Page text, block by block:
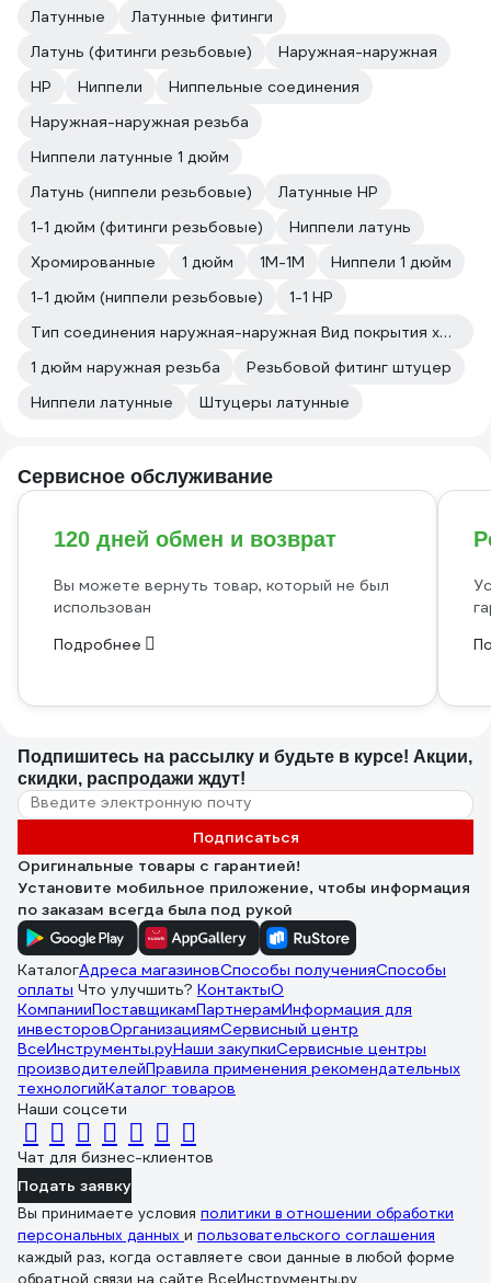
Латунные
Латунные фитинги
Латунь (фитинги резьбовые)
Наружная-наружная
НР
Ниппели
Ниппельные соединения
Наружная-наружная резьба
Ниппели латунные 1 дюйм
Латунь (ниппели резьбовые)
Латунные НР
1-1 дюйм (фитинги резьбовые)
Ниппели латунь
Хромированные
1 дюйм 1M-1M
Ниппели 1 дюйм
1-1 дюйм (ниппели резьбовые)
1-1 НР
Тип соединения наружная-наружная Вид покрытия хром
1 дюйм наружная резьба
Резьбовой фитинг штуцер
Ниппели латунные
Штуцеры латунные
Сервисное обслуживание
120 дней обмен и возврат
Вы можете вернуть товар, который не был
использован
Подробнее
Подпишитесь на рассылку и будьте в курсе! Акции,
скидки, распродажи ждут!
Подписаться
Оригинальные товары с гарантией!
Установите мобильное приложение, чтобы информация
по заказам всегда была под рукой
КаталогАдреса магазиновСпособы полученияСпособы
оплаты Что улучшить? КонтактыО
КомпанииПоставщикамПартнерамИнформация для
инвесторовОрганизациямСервисный центр
ВсеИнструменты.руНаши закупкиСервисные центры
производителейПравила применения рекомендательных
технологийКаталог товаров
Наши соцсети
Чат для бизнес-клиентов
Подать заявку
Вы принимаете условия политики в отношении обработки
персональных данных и пользовательского соглашения
каждый раз, когда оставляете свои данные в любой форме